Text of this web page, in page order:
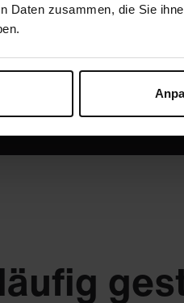
Daten zusammen, die Sie
Jetzt